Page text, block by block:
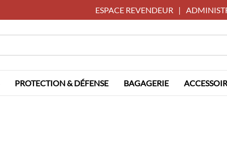
ESPACE REVENDEUR |
PROTECTION & DÉFENSE BAGAGERIE